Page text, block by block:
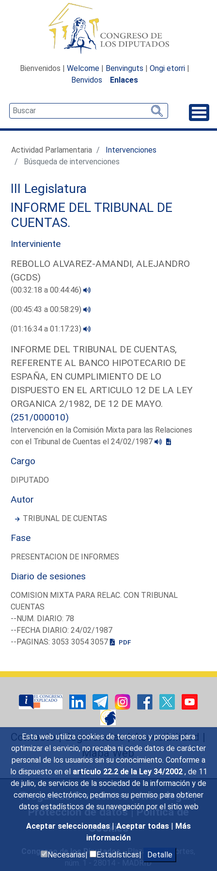
Esta web utiliza cookies de terceros y propias para
optimizar el servicio, no recaba ni cede datos de carácter
personal de los usuarios sin su conocimiento. Conforme a
lo dispuesto en el artículo 22.2 de la Ley 34/2002 , de 11
de julio, de servicios de la sociedad de la información y de
comercio electrónico, pedimos su permiso para obtener
datos estadísticos de su navegación por el sitio web
Aceptar seleccionadas | Aceptar todas | Más
información
Necesarias|
Estadísticas| Detalle
Bienvenidos | Welcome | Benvinguts | Ongi etorri |
Benvidos
Enlaces
Actividad Parlamentaria
Intervenciones
Búsqueda de intervenciones
III Legislatura
INFORME DEL TRIBUNAL DE
CUENTAS.
Interviniente
REBOLLO ALVAREZ-AMANDI, ALEJANDRO
(GCDS)
(00:32:18 a 00:44:46)
(00:45:43 a 00:58:29)
(01:16:34 a 01:17:23)
INFORME DEL TRIBUNAL DE CUENTAS,
REFERENTE AL BANCO HIPOTECARIO DE
ESPAÑA, EN CUMPLIMIENTO DE LO
DISPUESTO EN EL ARTICULO 12 DE LA LEY
ORGANICA 2/1982, DE 12 DE MAYO.
(251/000010)
Intervención en la Comisión Mixta para las Relaciones
con el Tribunal de Cuentas el 24/02/1987
Cargo
DIPUTADO
Autor
TRIBUNAL DE CUENTAS
Fase
PRESENTACION DE INFORMES
Diario de sesiones
COMISION MIXTA PARA RELAC. CON TRIBUNAL
CUENTAS
--NUM. DIARIO: 78
--FECHA DIARIO: 24/02/1987
--PAGINAS: 3053 3054 3057
PDF
Contacto|Sugerencias|Accesibilidad |
Mapa Web
Preguntas Frecuentes|Aviso legal|
Protección de datos|Política de
Cookies
Congreso de los Diputados- Plaza de las Cortes,
núm. 1 - 28014 - MADRID